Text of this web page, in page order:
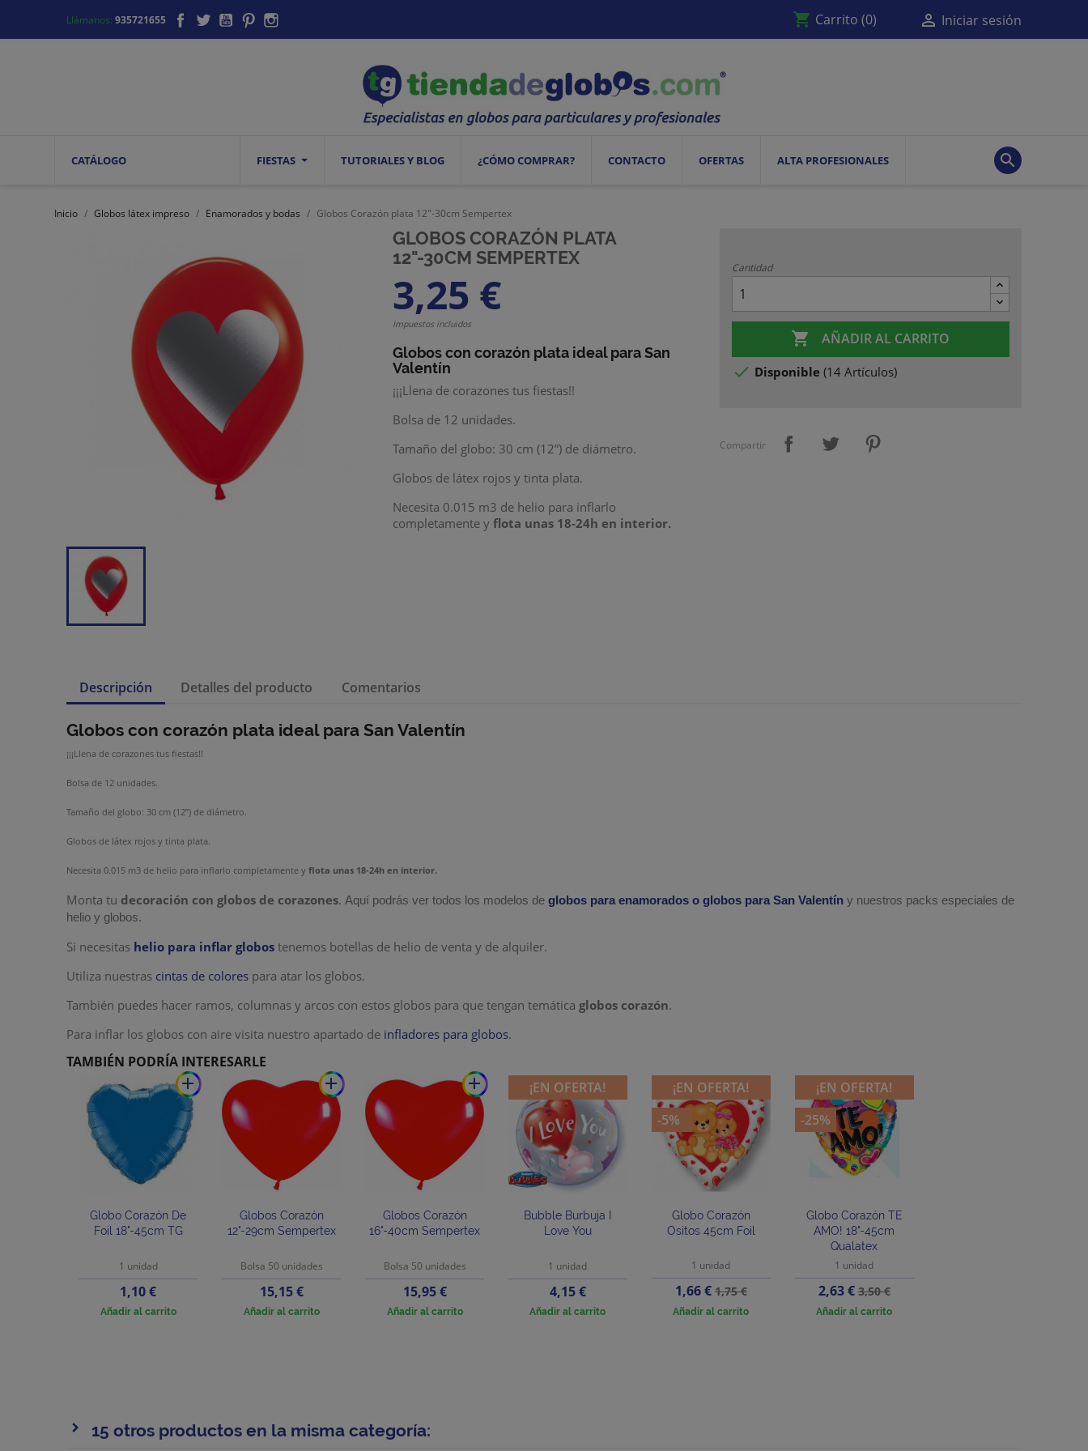
Llámanos:935721655 Facebook
TwitterYouTubePinterest shopping_cart Carrito (0)  Iniciar sesión
CATÁLOGO FIESTAS TUTORIALES Y BLOG ¿CÓMO COMPRAR? CONTACTO OFERTAS ALTA PROFESIONALES 
Inicio Globos látex impreso Enamorados y bodas Globos Corazón plata 12"-30cm Sempertex
GLOBOS CORAZÓN PLATA
12"-30CM SEMPERTEX
3,25 €
Impuestos incluidos
Globos con corazón plata ideal para San
Valentín
¡¡¡Llena de corazones tus fiestas!!
Bolsa de 12 unidades.
Tamaño del globo: 30 cm (12”) de diámetro.
Globos de látex rojos y tinta plata.
Necesita 0.015 m3 de helio para inflarlo
completamente y flota unas 18-24h en interior.
Cantidad
 AÑADIR AL CARRITO
 Disponible (14 Artículos)
Compartir
Descripción Detalles del producto Comentarios
Globos con corazón plata ideal para San Valentín
¡¡¡Llena de corazones tus fiestas!!
Bolsa de 12 unidades.
Tamaño del globo: 30 cm (12”) de diámetro.
Globos de látex rojos y tinta plata.
Necesita 0.015 m3 de helio para inflarlo completamente y flota unas 18-24hen interior.
Monta tu decoración con globos de corazones.Aquí podrás ver todos los modelos deglobos para enamorados o globos para San Valentín y nuestros packs especiales de
helio y globos.
Si necesitas helio para inflar globos tenemos botellas de helio de venta y de alquiler.
Utiliza nuestras cintas de colores para atar los globos.
También puedes hacer ramos, columnas y arcos con estos globos para que tengan temática globos corazón.
Para inflar los globos con aire visita nuestro apartado de infladores para globos.
TAMBIÉN PODRÍA INTERESARLE
add
Globo Corazón De
Foil 18"-45cm TG
1 unidad
Precio
1,10 €
Añadir al carrito
add
Globos Corazón
12"-29cm Sempertex
Bolsa 50 unidades
Precio
15,15 €
Añadir al carrito
add
Globos Corazón
16"-40cm Sempertex
Bolsa 50 unidades
Precio
15,95 €
Añadir al carrito
Bubble Burbuja I
Love You
1 unidad
Precio
4,15 €
Añadir al carrito
¡EN OFERTA!
Globo Corazón
Ositos 45cm Foil
1 unidad
Precio
1,66 €Precio
base
1,75 €
Añadir al carrito
¡EN OFERTA!
-5%
Globo Corazón TE
AMO! 18"-45cm
Qualatex
1 unidad
Precio
2,63 €Precio
base
3,50 €
Añadir al carrito
¡EN OFERTA!
-25%
15 otros productos en la misma categoría: